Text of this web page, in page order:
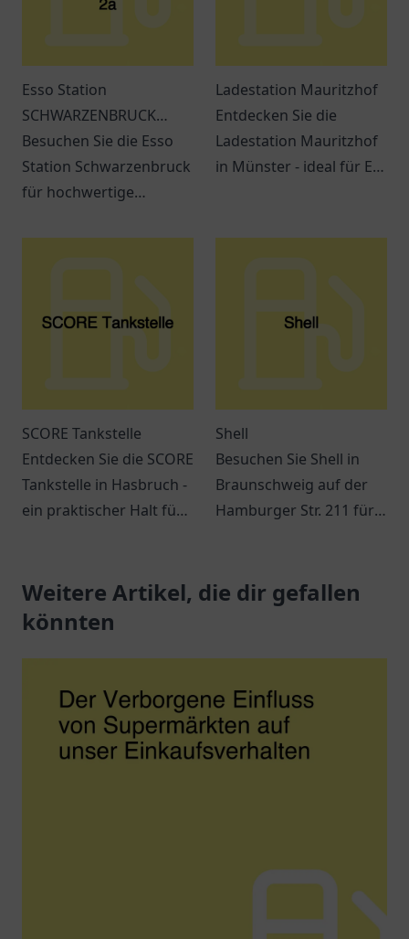
Esso Station
SCHWARZENBRUCK
Regensburger Str. 2a
Besuchen Sie die Esso
Station Schwarzenbruck
für hochwertige
erstklassigen Service.
Ladestation Mauritzhof
Entdecken Sie die
Ladestation Mauritzhof
in Münster - ideal für E-
Umgebung!
SCORE Tankstelle
Entdecken Sie die SCORE
Tankstelle in Hasbruch -
ein praktischer Halt für
Shell
Besuchen Sie Shell in
Braunschweig auf der
Hamburger Str. 211 für
Dienstleistungen
während Ihrer Reise.
Weitere Artikel, die dir gefallen
könnten